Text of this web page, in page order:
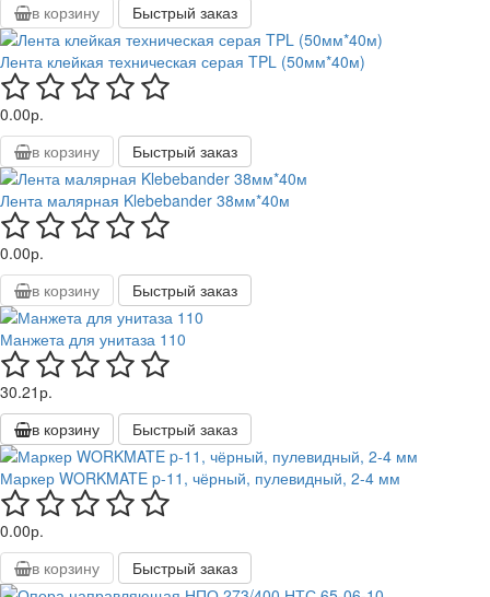
в корзину
Быстрый заказ
Лента клейкая техническая серая TPL (50мм*40м)
0.00р.
в корзину
Быстрый заказ
Лента малярная Klebebander 38мм*40м
0.00р.
в корзину
Быстрый заказ
Манжета для унитаза 110
30.21р.
в корзину
Быстрый заказ
Маркер WORKMATE p-11, чёрный, пулевидный, 2-4 мм
0.00р.
в корзину
Быстрый заказ